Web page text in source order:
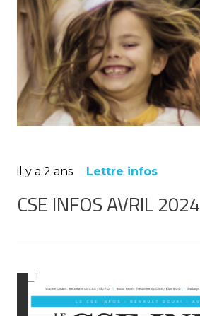
il y a 2 ans Lettre infos
CSE INFOS AVRIL 2024